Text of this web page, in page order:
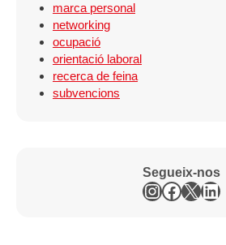
marca personal
networking
ocupació
orientació laboral
recerca de feina
subvencions
Segueix-nos
Instagram
X